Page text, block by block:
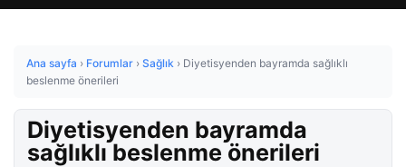
Ana sayfa › Forumlar › Sağlık › Diyetisyenden bayramda sağlıklı
beslenme önerileri
Diyetisyenden bayramda
sağlıklı beslenme önerileri